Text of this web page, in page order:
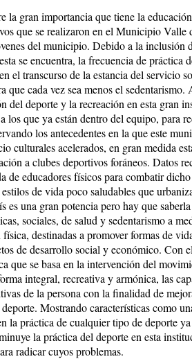
la gran importancia que tiene la
que se realizaron en el Municipio
del municipio. Debido a la inclusión
se encuentra, la frecuencia de práctica
el transcurso de la estancia del servicio
que cada vez sea menos el
del deporte y la recreación en esta gran
los que ya están dentro del equipo, para
los antecedentes en la que este
culturales acelerados, en gran medida
a clubes deportivos foráneos. Datos
de educadores físicos para combatir
de vida poco saludables que
es una gran potencia pero hay que
sociales, de salud y sedentarismo a
destinadas a promover formas de
de desarrollo social y económico. Con
que se basa en la intervención del
integral, recreativa y armónica, las
de la persona con la finalidad de
Mostrando características como
la práctica de cualquier tipo de deporte
la práctica del deporte en esta
radicar cuyos problemas.